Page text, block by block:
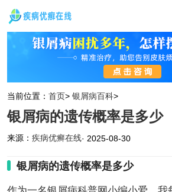
当前位置： 首页> 银屑病百科>
银屑病的遗传概率是多少
来源： 疾病优癣在线· 2025-08-30
银屑病的遗传概率是多少